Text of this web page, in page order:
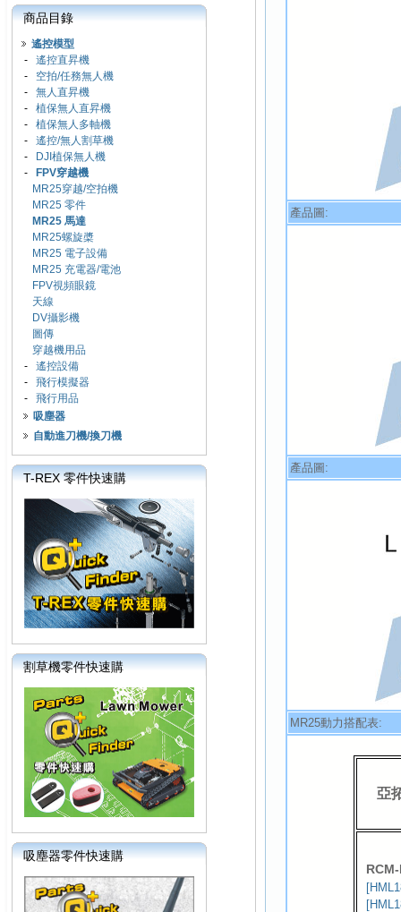
商品目錄
遙控模型
- 遙控直昇機
- 空拍/任務無人機
- 無人直昇機
- 植保無人直昇機
- 植保無人多軸機
- 遙控/無人割草機
-
DJI植保無人機
-
FPV穿越機
MR25穿越/空拍機
MR25 零件
MR25 馬達
MR25螺旋槳
MR25 電子設備
MR25 充電器/電池
FPV視頻眼鏡
天線
DV攝影機
圖傳
穿越機用品
- 遙控設備
- 飛行模擬器
- 飛行用品
吸塵器
自動進刀機/換刀機
T-REX 零件快速購
割草機零件快速購
吸塵器零件快速購
產品圖:
產品圖:
MR25動力搭配表:
亞